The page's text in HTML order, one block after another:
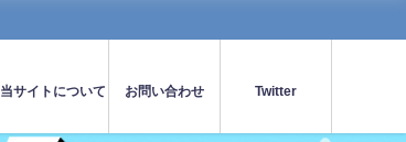
当サイトについて お問い合わせ Twitter